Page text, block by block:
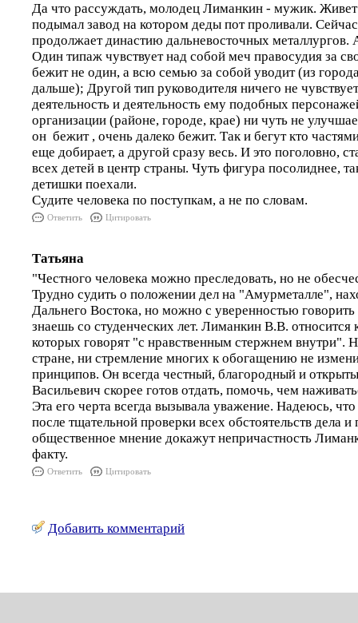
Да что рассуждать, молодец Лиманкин - мужик. Живет
подымал завод на котором деды пот проливали.
продолжает династию дальневосточных металлургов.
Один типаж чувствует над собой меч правосудия за
бежит не один, а всю семью за собой уводит (из
дальше); Другой тип руководителя ничего не
деятельность и деятельность ему подобных
организации (районе, городе, крае) ни чуть не
он бежит , очень далеко бежит. Так и бегут кто
еще добирает, а другой сразу весь. И это поголовно,
всех детей в центр страны. Чуть фигура посолиднее,
детишки поехали.
Судите человека по поступкам, а не по словам.
Ответить Цитировать
Татьяна
"Честного человека можно преследовать, но не
Трудно судить о положении дел на "Амурметалле",
Дальнего Востока, но можно с уверенностью говорить
знаешь со студенческих лет. Лиманкин В.В. относится
которых говорят "с нравственным стержнем внутри".
стране, ни стремление многих к обогащению не
принципов. Он всегда честный, благородный и
Васильевич скорее готов отдать, помочь, чем
Эта его черта всегда вызывала уважение. Надеюсь,
после тщательной проверки всех обстоятельств дела
общественное мнение докажут непричастность
факту.
Ответить Цитировать
Добавить комментарий